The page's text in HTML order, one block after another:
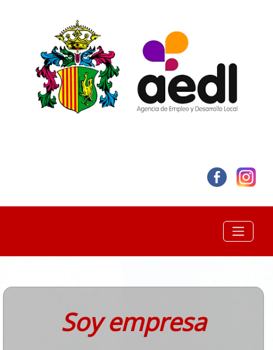
Soy empresa